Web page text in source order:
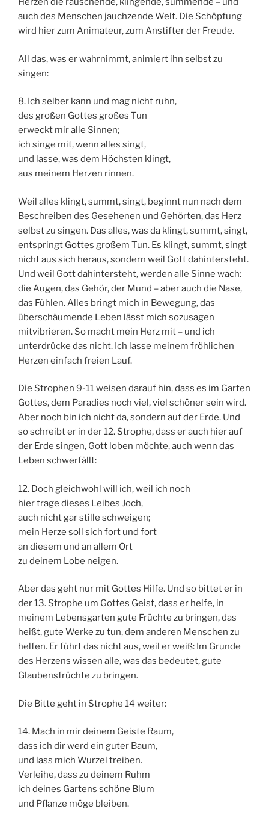
auch des Menschen jauchzende Welt. Die Schöpfung
wird hier zum Animateur, zum Anstifter der Freude.
All das, was er wahrnimmt, animiert ihn selbst zu
singen:
8. Ich selber kann und mag nicht ruhn,
des großen Gottes großes Tun
erweckt mir alle Sinnen;
ich singe mit, wenn alles singt,
und lasse, was dem Höchsten klingt,
aus meinem Herzen rinnen.
Weil alles klingt, summt, singt, beginnt nun nach dem
Beschreiben des Gesehenen und Gehörten, das Herz
selbst zu singen. Das alles, was da klingt, summt, singt,
entspringt Gottes großem Tun. Es klingt, summt, singt
nicht aus sich heraus, sondern weil Gott dahintersteht.
Und weil Gott dahintersteht, werden alle Sinne wach:
die Augen, das Gehör, der Mund – aber auch die Nase,
das Fühlen. Alles bringt mich in Bewegung, das
überschäumende Leben lässt mich sozusagen
mitvibrieren. So macht mein Herz mit – und ich
unterdrücke das nicht. Ich lasse meinem fröhlichen
Herzen einfach freien Lauf.
Die Strophen 9-11 weisen darauf hin, dass es im Garten
Gottes, dem Paradies noch viel, viel schöner sein wird.
Aber noch bin ich nicht da, sondern auf der Erde. Und
so schreibt er in der 12. Strophe, dass er auch hier auf
der Erde singen, Gott loben möchte, auch wenn das
Leben schwerfällt:
12. Doch gleichwohl will ich, weil ich noch
hier trage dieses Leibes Joch,
auch nicht gar stille schweigen;
mein Herze soll sich fort und fort
an diesem und an allem Ort
zu deinem Lobe neigen.
Aber das geht nur mit Gottes Hilfe. Und so bittet er in
der 13. Strophe um Gottes Geist, dass er helfe, in
meinem Lebensgarten gute Früchte zu bringen, das
heißt, gute Werke zu tun, dem anderen Menschen zu
helfen. Er führt das nicht aus, weil er weiß: Im Grunde
des Herzens wissen alle, was das bedeutet, gute
Glaubensfrüchte zu bringen.
Die Bitte geht in Strophe 14 weiter:
14. Mach in mir deinem Geiste Raum,
dass ich dir werd ein guter Baum,
und lass mich Wurzel treiben.
Verleihe, dass zu deinem Ruhm
ich deines Gartens schöne Blum
und Pflanze möge bleiben.